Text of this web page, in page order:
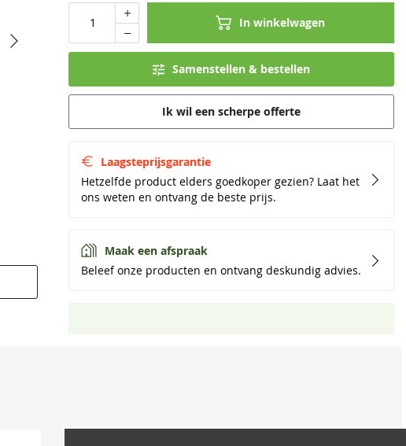
Laagsteprijsgarantie
Hetzelfde product elders goedkoper gezien? Laat het
ons weten en ontvang de beste prijs.
Maak een afspraak
Beleef onze producten en ontvang deskundig advies.
In winkelwagen
Samenstellen & bestellen
Ik wil een scherpe offerte